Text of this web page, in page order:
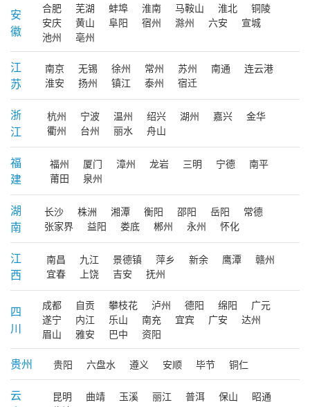
安
徽
合肥 芜湖 蚌埠 淮南 马鞍山 淮北
铜陵
安庆
黄山 阜阳 宿州 滁州 六安
宣城
池州
亳州
江
苏
南京 无锡 徐州 常州 苏州 南通
连云港
淮安
扬州 镇江 泰州 宿迁
浙
江
杭州 宁波 温州 绍兴 湖州 嘉兴
金华
衢州
台州 丽水 舟山
福
建
福州 厦门 漳州 龙岩 三明 宁德
南平
莆田
泉州
湖
南
长沙 株洲 湘潭 衡阳 邵阳 岳阳
常德
张家界
益阳 娄底 郴州 永州 怀化
江
西
南昌 九江 景德镇 萍乡 新余 鹰潭
赣州
宜春
上饶 吉安 抚州
四
川
成都 自贡 攀枝花 泸州 德阳 绵阳
广元
遂宁
内江 乐山 南充 宜宾 广安
达州
眉山
雅安 巴中 资阳
贵州 贵阳 六盘水 遵义 安顺 毕节 铜仁
云
昆明 曲靖 玉溪 丽江 普洱 保山
昭通